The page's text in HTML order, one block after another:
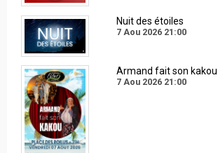
Nuit des étoiles
7 Aou 2026 21:00
Armand fait son kakou
7 Aou 2026 21:00